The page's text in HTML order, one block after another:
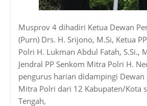
Musprov 4 dihadiri Ketua Dewan
(Purn) Drs. H. Srijono, M.Si, Ketua
Polri H. Lukman Abdul Fatah, S.Si.,
Jendral PP Senkom Mitra Polri H.
pengurus harian didampingi Dewan
Mitra Polri dari 12 Kabupaten/Kota
Tengah,